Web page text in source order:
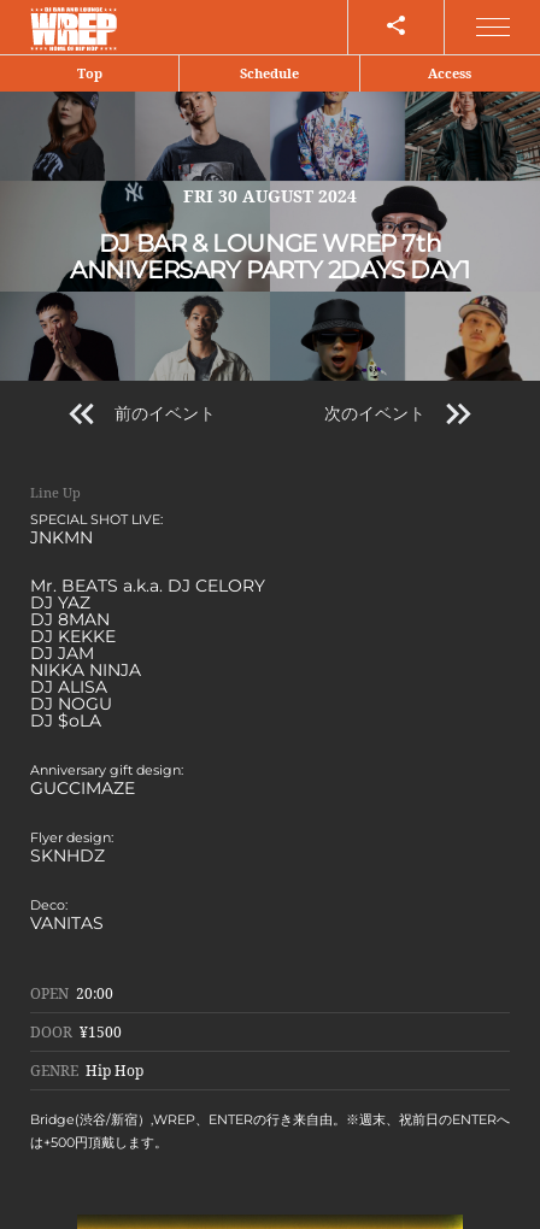
Top Schedule Access
Share
FRI 30 AUGUST 2024
DJ BAR & LOUNGE WREP 7th
ANNIVERSARY PARTY 2DAYS DAY1
前のイベント 次のイベント
Line Up
SPECIAL SHOT LIVE:
JNKMN
Mr. BEATS a.k.a. DJ CELORY
DJ YAZ
DJ 8MAN
DJ KEKKE
DJ JAM
NIKKA NINJA
DJ ALISA
DJ NOGU
DJ $oLA
Anniversary gift design:
GUCCIMAZE
Flyer design:
SKNHDZ
Deco:
VANITAS
OPEN 20:00
DOOR ¥1500
GENRE Hip Hop
Bridge(渋谷/新宿）,WREP、ENTERの行き来自由。※週末、祝前日のENTERへ
は+500円頂戴します。